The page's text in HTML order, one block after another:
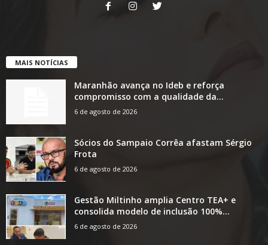
MAIS NOTÍCIAS
Maranhão avança no Ideb e reforça
compromisso com a qualidade da...
6 de agosto de 2026
Sócios do Sampaio Corrêa afastam Sérgio
Frota
6 de agosto de 2026
Gestão Miltinho amplia Centro TEA+ e
consolida modelo de inclusão 100%...
6 de agosto de 2026